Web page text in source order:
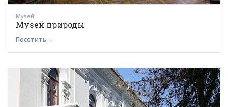
Музей
Музей природы
Посетить →